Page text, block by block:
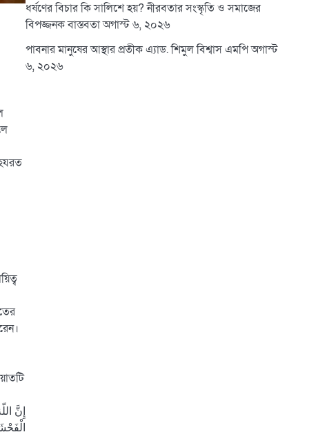
إِنَّ
ধর্ষণের বিচার কি সালিশে হয়? নীরবতার সংস্কৃতি ও সমাজের
বিপজ্জনক বাস্তবতাঅগাস্ট ৬, ২০২৬
পাবনার মানুষের আস্থার প্রতীক এ্যাড. শিমুল বিশ্বাস এমপিঅগাস্ট
৬, ২০২৬